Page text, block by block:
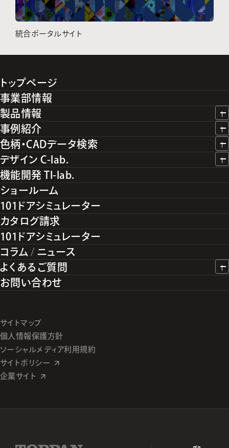
統合ポータルサイト
トップページ
事業部情報
製品情報
事例紹介
色柄・CADデータ検索
デザイン C-lab.
機能開発 TI-lab.
ショールーム
101ドアシミュレーター
カタログ請求
101ドアシミュレーター
コラム /ニュース
よくあるご質問
お問い合わせ
サイトマップ
個人情報保護方針
ソーシャルメディア利用規約
サイトポリシー
企業サイト